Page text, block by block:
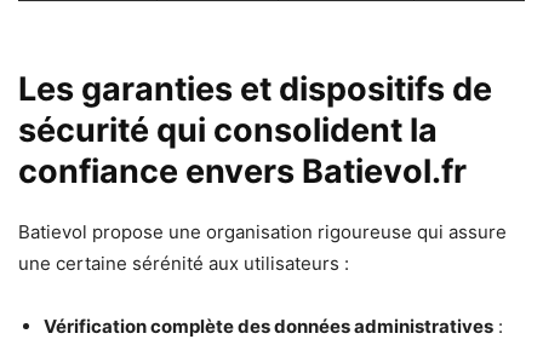
Les garanties et dispositifs de
sécurité qui consolident la
confiance envers Batievol.fr
Batievol propose une organisation rigoureuse qui assure
une certaine sérénité aux utilisateurs :
Vérification complète des données administratives :